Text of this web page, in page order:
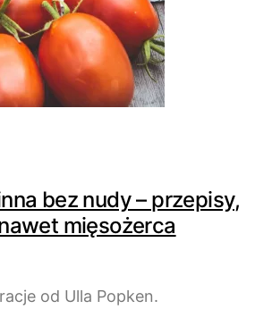
bez nudy – przepisy,
mięsożerca